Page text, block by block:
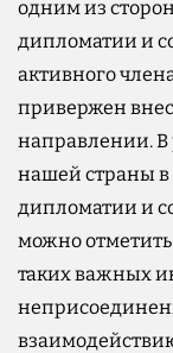
одним из
дипломатии и
активного
привержен
направлении.
нашей страны в
дипломатии и
можно
таких важных